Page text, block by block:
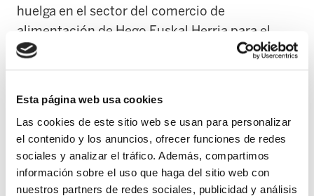
Esta página web usa cookies
Las cookies de este sitio web se usan para personalizar
el contenido y los anuncios, ofrecer funciones de redes
sociales y analizar el tráfico. Además, compartimos
información sobre el uso que haga del sitio web con
nuestros partners de redes sociales, publicidad y análisis
huelga en el sector del comercio de
alimentación de Hego Euskal Herria para el
próximo 15 de julio en rechazo al proceso de
negociación que pretende trasladar al ámbito
trabajadoras y trabajadores del sector.
La huelga se celebrará coincidiendo con una
nueva reunión de la mesa negociadora abierta
por la patronal ASEDAS, una cita que ambos